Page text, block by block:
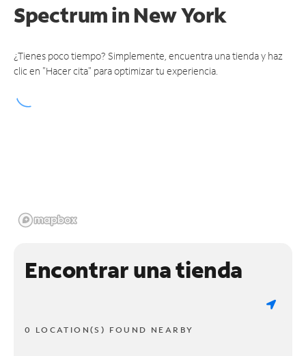
Spectrumin New York
¿Tienes poco tiempo? Simplemente, encuentra una tienda y haz
clic en "Hacer cita" para optimizar tu experiencia.
Encontrar una tienda
0 LOCATION(S) FOUND NEARBY